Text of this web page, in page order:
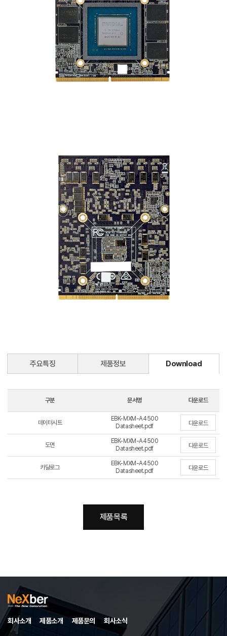
주요특징 제품정보 Download
구분 문서명 다운로드
데이터시트
EBK-MXM-A4500
Datasheet.pdf
다운로드
도면
EBK-MXM-A4500
Datasheet.pdf
다운로드
카달로그
EBK-MXM-A4500
Datasheet.pdf
다운로드
제품목록
회사소개 제품소개 제품문의 회사소식